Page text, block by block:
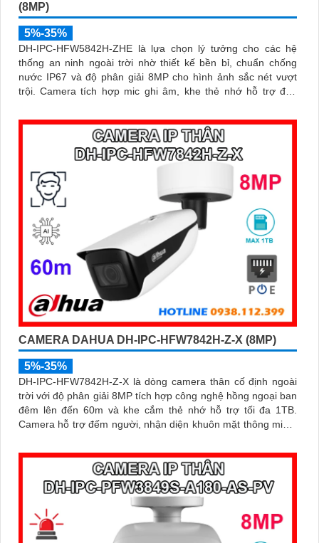
(8MP)
5%-35%
DH-IPC-HFW5842H-ZHE là lựa chọn lý tưởng cho các hệ
thống an ninh ngoài trời nhờ thiết kế bền bỉ, chuẩn chống
nước IP67 và độ phân giải 8MP cho hình ảnh sắc nét vượt
trội. Camera tích hợp mic ghi âm, khe thẻ nhớ hỗ trợ đến
dàng, tiết kiệm chi phí
CAMERA DAHUA DH-IPC-HFW7842H-Z-X (8MP)
5%-35%
DH-IPC-HFW7842H-Z-X là dòng camera thân cố định ngoài
trời với độ phân giải 8MP tích hợp công nghệ hồng ngoại ban
đêm lên đến 60m và khe cắm thẻ nhớ hỗ trợ tối đa 1TB.
Camera hỗ trợ đếm người, nhận diện khuôn mặt thông minh,
cho các khu vực giám sát ngoài trời, hỗ trợ tính năng quản lý
chỗ đỗ xe hiệu quả cho các bãi giữ xe